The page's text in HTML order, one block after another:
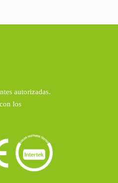
autorizadas.
los